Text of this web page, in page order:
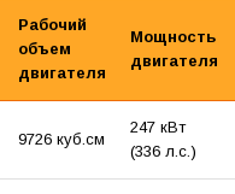
Рабочий
объем
двигателя
Мощность
двигателя
9726 куб.см
247 кВт
(336 л.с.)